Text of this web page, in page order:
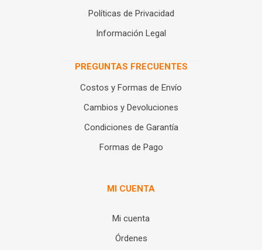
Políticas de Privacidad
Información Legal
PREGUNTAS FRECUENTES
Costos y Formas de Envío
Cambios y Devoluciones
Condiciones de Garantía
Formas de Pago
MI CUENTA
Mi cuenta
Órdenes